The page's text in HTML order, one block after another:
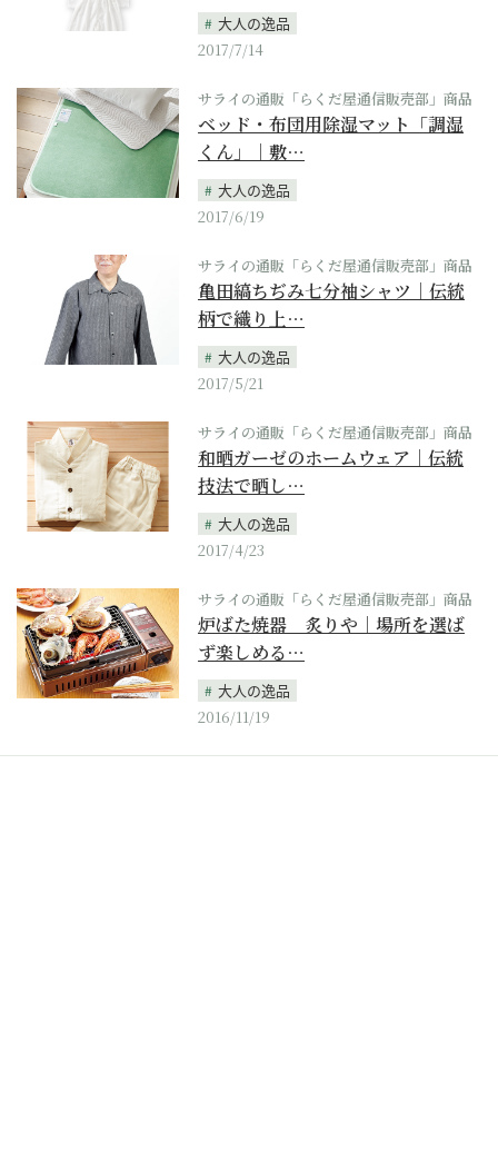
大人の逸品
2017/7/14
サライの通販「らくだ屋通信販売部」商品
ベッド・布団用除湿マット「調湿
くん」｜敷…
大人の逸品
2017/6/19
サライの通販「らくだ屋通信販売部」商品
亀田縞ちぢみ七分袖シャツ｜伝統
柄で織り上…
大人の逸品
2017/5/21
サライの通販「らくだ屋通信販売部」商品
和晒ガーゼのホームウェア｜伝統
技法で晒し…
大人の逸品
2017/4/23
サライの通販「らくだ屋通信販売部」商品
炉ばた焼器 炙りや｜場所を選ば
ず楽しめる…
大人の逸品
2016/11/19